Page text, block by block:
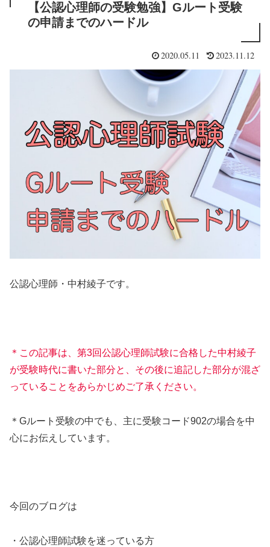
【公認心理師の受験勉強】Gルート受験
の申請までのハードル
2020.05.11 2023.11.12
公認心理師・中村綾子です。
＊この記事は、第3回公認心理師試験に合格した中村綾子
が受験時代に書いた部分と、その後に追記した部分が混ざ
っていることをあらかじめご了承ください。
＊Gルート受験の中でも、主に受験コード902の場合を中
心にお伝えしています。
今回のブログは
・公認心理師試験を迷っている方